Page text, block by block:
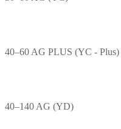
40–60 AG PLUS (YC - Plus)
40–140 AG (YD)